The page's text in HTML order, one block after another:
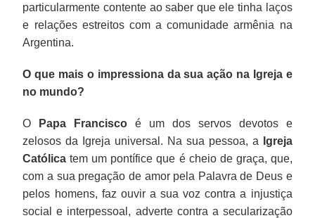
particularmente contente ao saber que ele tinha laços
e relações estreitos com a comunidade armênia na
Argentina.
O que mais o impressiona da sua ação na Igreja e
no mundo?
O Papa Francisco é um dos servos devotos e
zelosos da Igreja universal. Na sua pessoa, a
Igreja
Católica tem um pontífice que é cheio de graça, que,
com a sua pregação de amor pela Palavra de Deus e
pelos homens, faz ouvir a sua voz contra a injustiça
social e interpessoal, adverte contra a secularização